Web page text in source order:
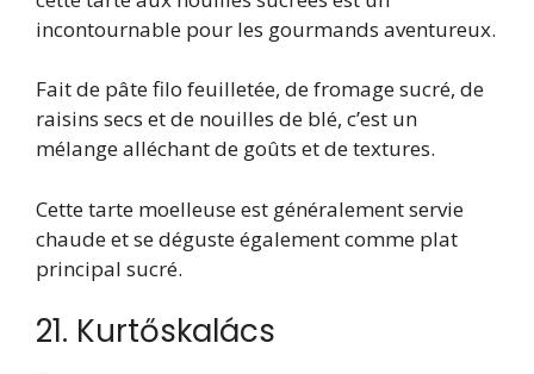
incontournable pour les gourmands aventureux.
Fait de pâte filo feuilletée, de fromage sucré, de
raisins secs et de nouilles de blé, c’est un
mélange alléchant de goûts et de textures.
Cette tarte moelleuse est généralement servie
chaude et se déguste également comme plat
principal sucré.
21. Kurtőskalács